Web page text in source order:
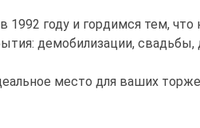
1992 году и гордимся тем, что
демобилизации, свадьбы,
место для ваших